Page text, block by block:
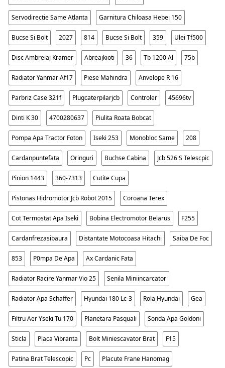
Servodirectie Same Atlanta Garnitura Chiloasa Hebei 150
Bucse Si Bolt 2027 814 Bucse Si Bolt 359 Ulei Tf500
Disc Ambreiaj Kramer Abreajkioti 36 Tb 1200 Al 75b
Radiator Yanmar Af17 Piese Mahindra Anvelope R 16
Parbriz Case 321f Plugcaterpilarjcb Controler 45696tv
Dinti K 30 4700280637 Piulita Roata Bobcat
Pompa Apa Tractor Foton Iseki 253 Monobloc Same 208
Cardanpuntefata Oringuri Buchse Cabina Jcb 526 S Telescpic
Pinion 1443 360-7313 Cutite Cupa
Pistonas Hidromotor Jcb Robot 2015 Coroana Terex
Cot Termostat Apa Iseki Bobina Electromotor Belarus F255
Cardanfrezasibaura Distantate Motocoasa Hitachi Saiba De Foc
853 P0mpa De Apa Ax Cardanic Fata
Radiator Racire Yanmar Vio 25 Senila Miniincarcator
Radiator Apa Schaffer Hyundai 180 Lc-3 Rola Hyundai Gea
Filtru Aer Yseki Tu 170 Planetara Pasquali Sonda Apa Goldoni
Sticla Placa Vibranta Bolt Miniescavator Brat F15
Patina Brat Telescopic Pc Placute Frane Hanomag